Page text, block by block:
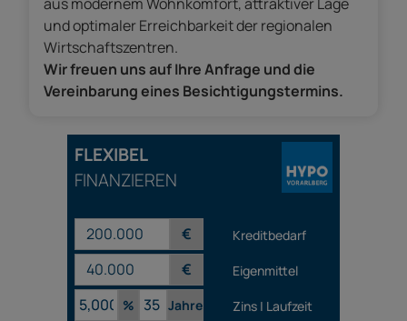
aus modernem Wohnkomfort, attraktiver Lage
und optimaler Erreichbarkeit der regionalen
Wirtschaftszentren.
Wir freuen uns auf Ihre Anfrage und die
Vereinbarung eines Besichtigungstermins.
FLEXIBEL
FINANZIEREN
€ Kreditbedarf
€
Eigenmittel
%
Jahre Zins | Laufzeit